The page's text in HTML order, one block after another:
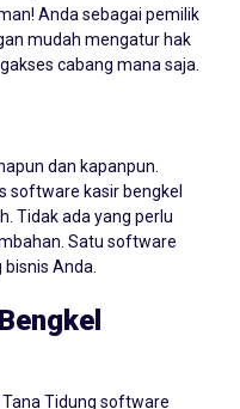
Anda sebagai pemilik
mudah mengatur hak
cabang mana saja.
dan kapanpun.
software kasir bengkel
Tidak ada yang perlu
Satu software
Anda.
Tidung software